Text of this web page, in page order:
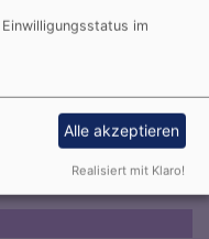
im
Alle akzeptieren
Realisiert mit Klaro!